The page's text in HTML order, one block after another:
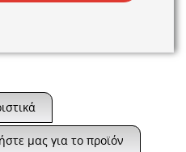
μας για το προϊόν